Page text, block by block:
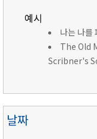
예시
나는 나를
The Old
Scribner's
날짜